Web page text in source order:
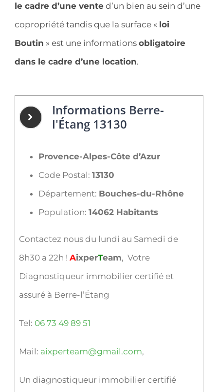
le cadre d’une vente d’un bien au sein d’une
copropriété tandis que la surface « loi
Boutin » est une informations obligatoire
dans le cadre d’une location.
Informations Berre-
l'Étang 13130
Provence-Alpes-Côte d’Azur
Code Postal: 13130
Département: Bouches-du-Rhône
Population: 14062 Habitants
Contactez nous du lundi au Samedi de
8h30 a 22h ! AixperTeam, Votre
Diagnostiqueur immobilier certifié et
assuré à Berre-l’Étang
Tel: 06 73 49 89 51
Mail: aixperteam@gmail.com,
Un diagnostiqueur immobilier certifié